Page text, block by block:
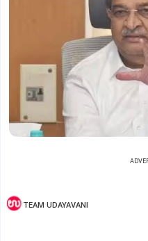
TEAM UDAYAVANI